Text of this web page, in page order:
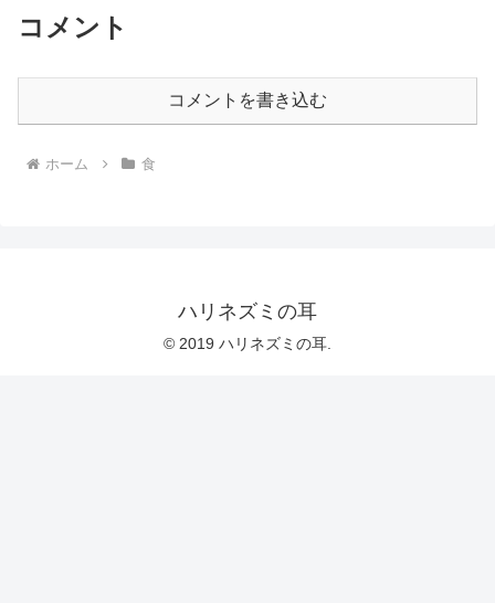
コメント
コメントを書き込む
ホーム 食
ハリネズミの耳
© 2019 ハリネズミの耳.